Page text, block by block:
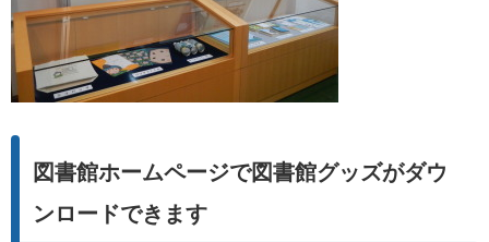
図書館ホームページで図書館グッズがダウ
ンロードできます